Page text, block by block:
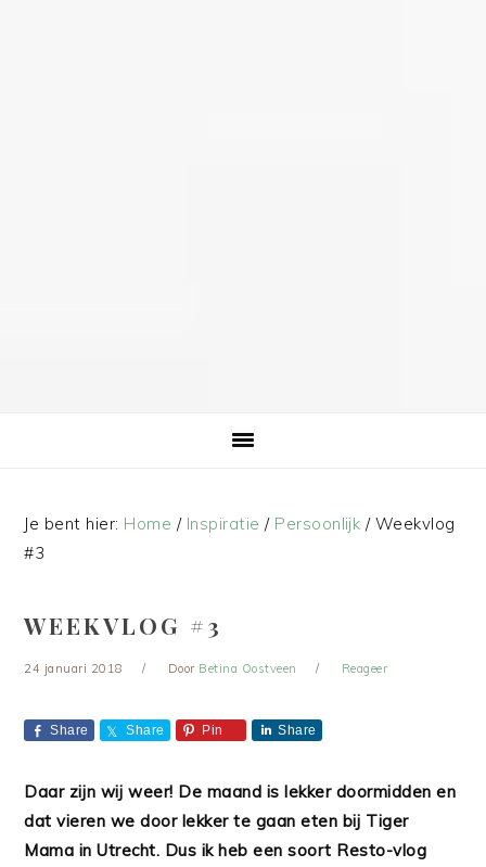
Je bent hier: Home / Inspiratie / Persoonlijk /Weekvlog
#3
WEEKVLOG #3
24 januari 2018 Door Betina Oostveen Reageer
Share Share Pin Share
Daar zijn wij weer! De maand is lekker doormidden en
dat vieren we door lekker te gaan eten bij Tiger
Mama in Utrecht. Dus ik heb een soort Resto-vlog